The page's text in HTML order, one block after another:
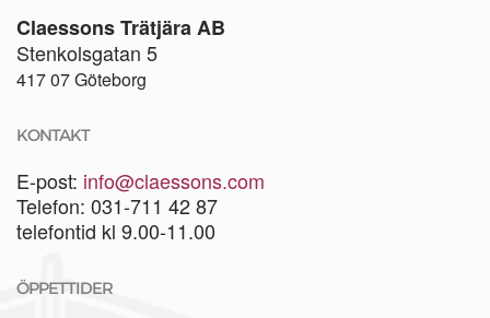
Claessons Trätjära AB
Stenkolsgatan 5
417 07 Göteborg
KONTAKT
E-post: info@claessons.com
Telefon: 031-711 42 87
telefontid kl 9.00-11.00
ÖPPETTIDER